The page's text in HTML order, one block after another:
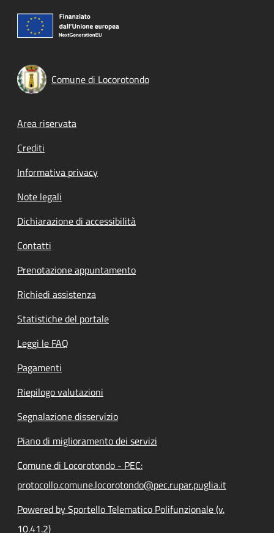
Comune di Locorotondo
Footer menu
Area riservata
Crediti
Informativa privacy
Note legali
Dichiarazione di accessibilità
Contatti
Prenotazione appuntamento
Richiedi assistenza
Statistiche del portale
Leggi le FAQ
Pagamenti
Riepilogo valutazioni
Segnalazione disservizio
Piano di miglioramento dei servizi
Comune di Locorotondo - PEC:
protocollo.comune.locorotondo@pec.rupar.puglia.it
Powered by Sportello Telematico Polifunzionale (v.
10.41.2)